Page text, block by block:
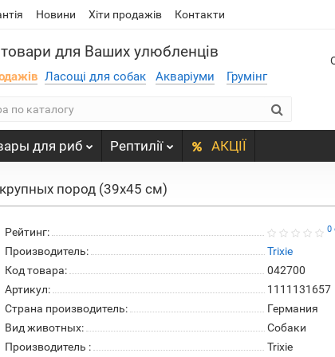
Новини Хіти продажів Контакти
для Ваших улюбленців
Ласощі для собак Акваріуми Грумінг
для риб Рептилії АКЦІЇ
пород (39х45 см)
Рейтинг: 0
Производитель:
Trixie
Код товара:
042700
Артикул:
1111131657
Страна производитель:
Германия
Вид животных:
Собаки
Производитель :
Trixie